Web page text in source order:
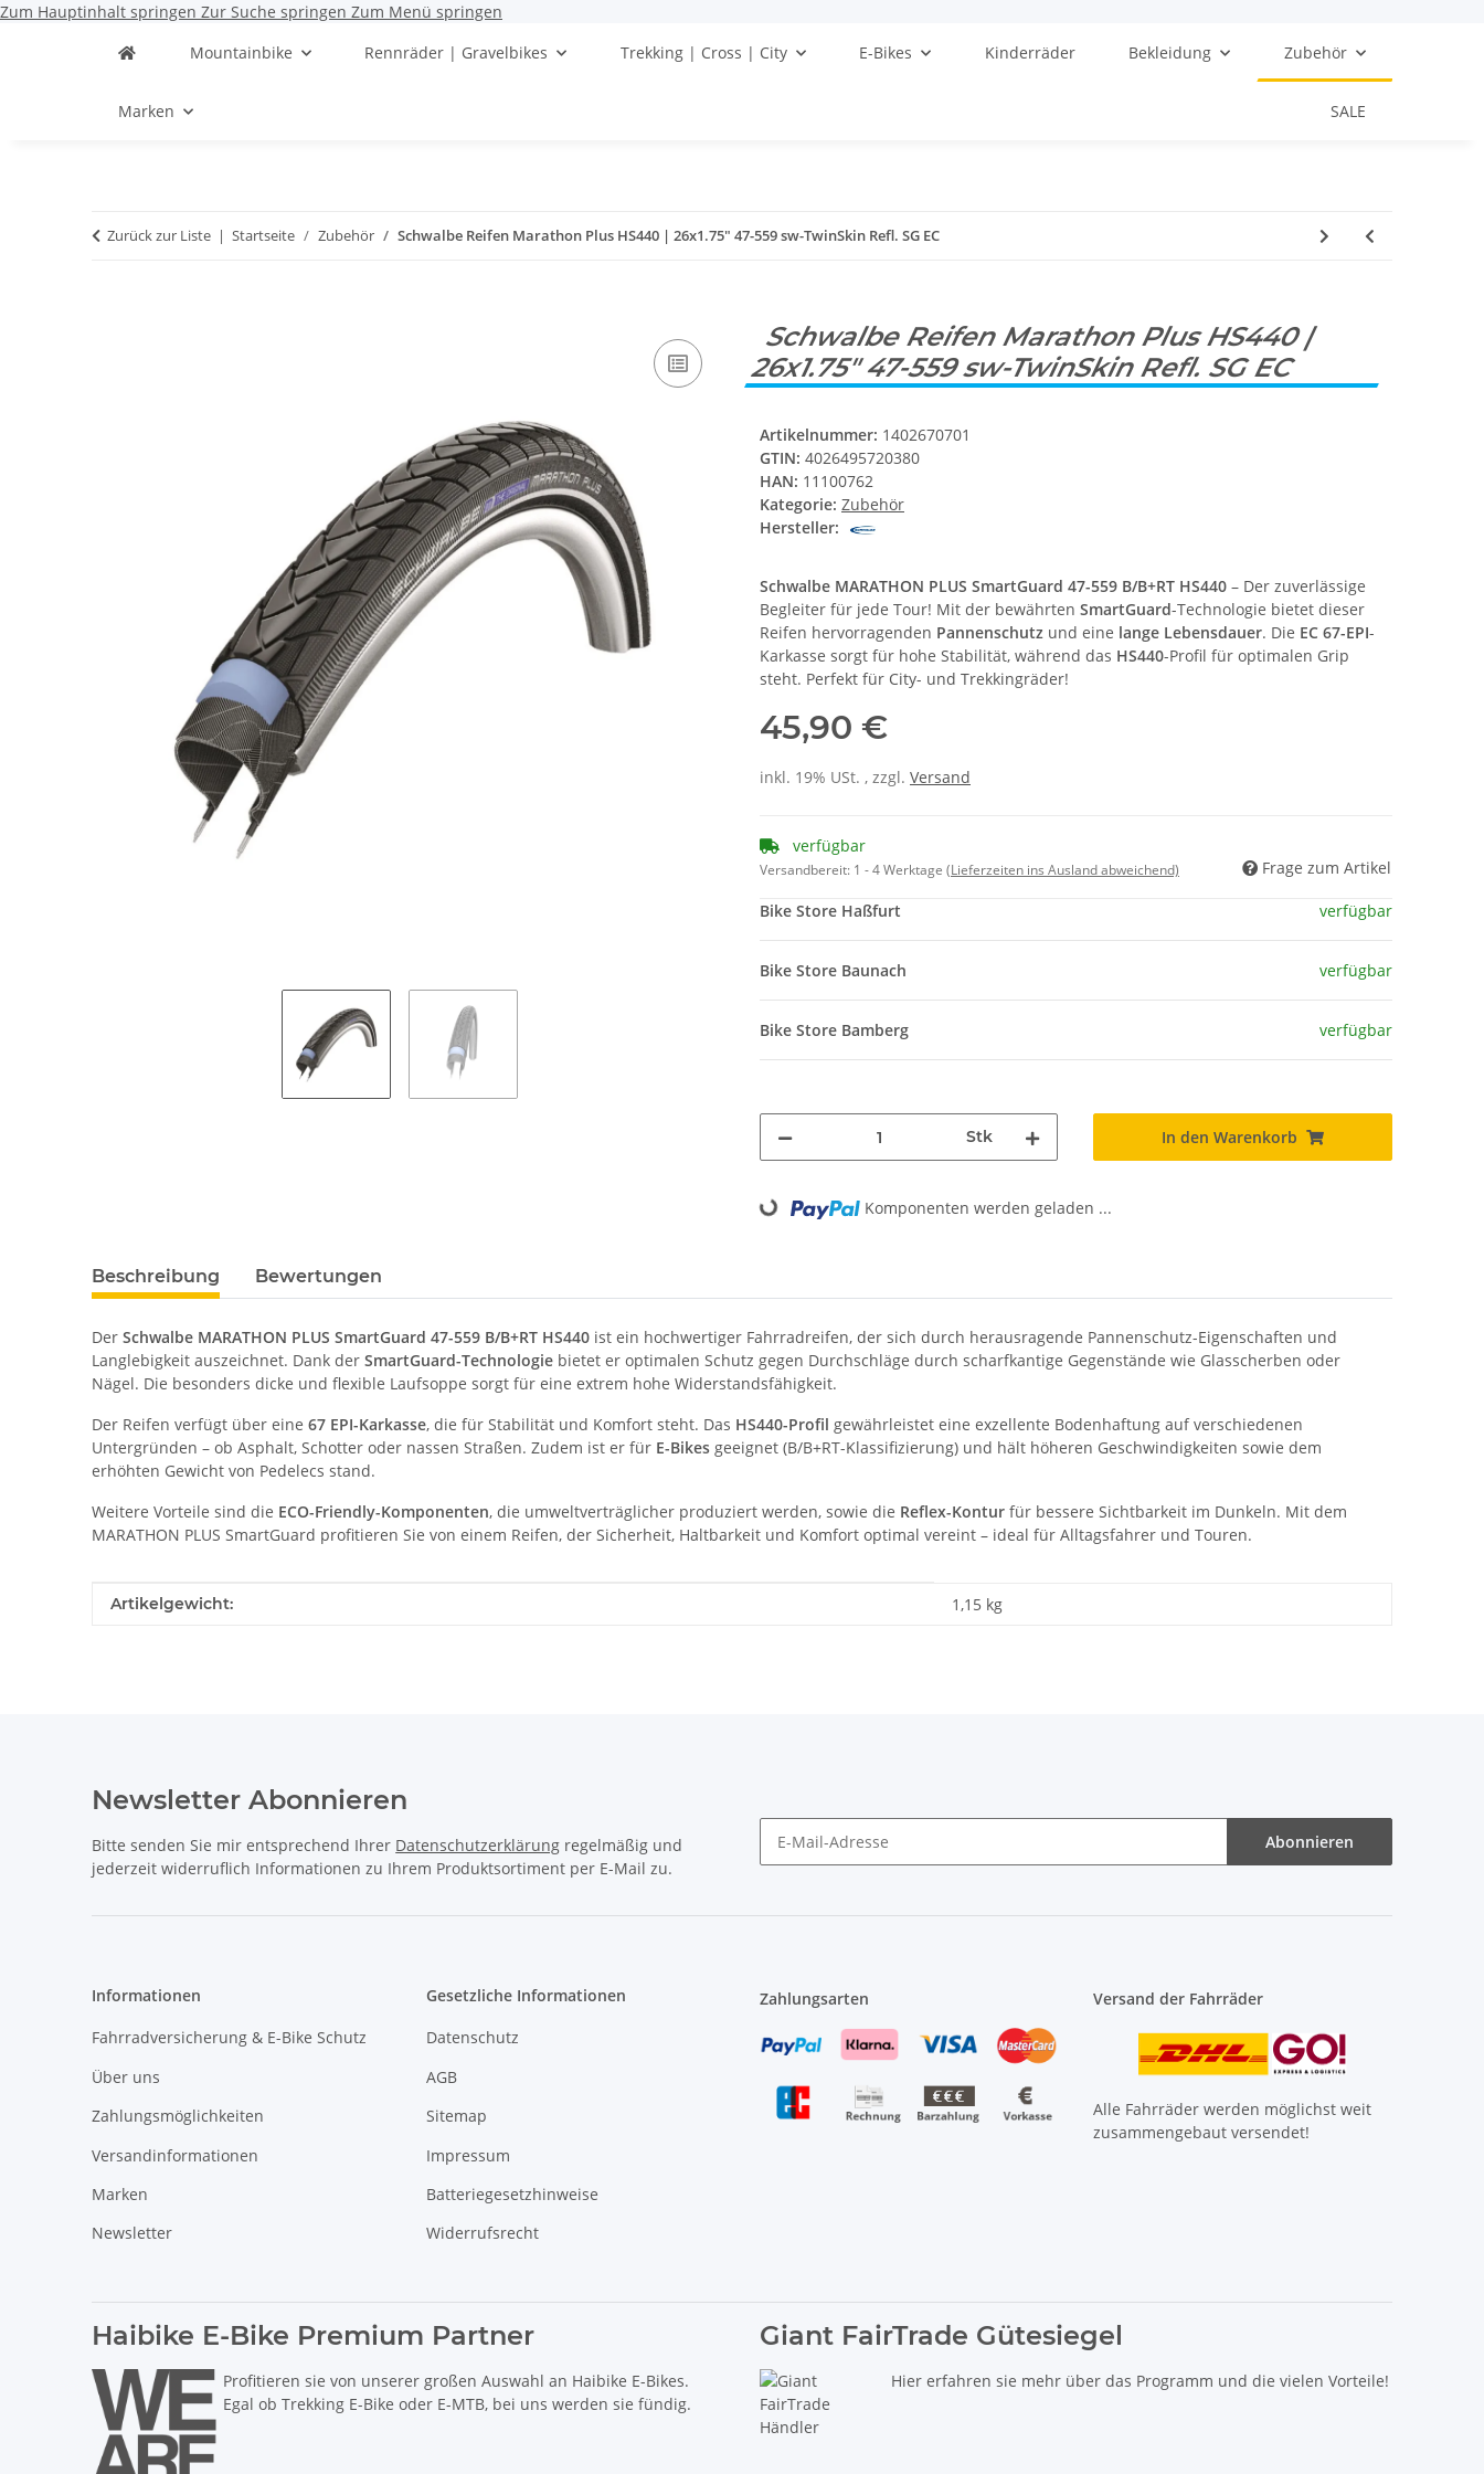
Zum Hauptinhalt springen Zur Suche springen Zum Menü springen
Mountainbike
Rennräder | Gravelbikes Trekking | Cross | City E-Bikes Kinderräder Bekleidung Zubehör
Marken SALE
Zurück zur Liste Startseite Zubehör Schwalbe Reifen Marathon Plus HS440 | 26x1.75" 47-559 sw-TwinSkin Refl. SG EC
Schwalbe Reifen Marathon Plus HS440 |
26x1.75" 47-559 sw-TwinSkin Refl. SG EC
Artikelnummer: 1402670701
GTIN: 4026495720380
HAN: 11100762
Kategorie: Zubehör
Hersteller:
Schwalbe MARATHON PLUS SmartGuard 47-559 B/B+RT HS440 – Der zuverlässige
Begleiter für jede Tour! Mit der bewährten SmartGuard-Technologie bietet dieser
Reifen hervorragenden Pannenschutz und eine lange Lebensdauer. Die EC 67-EPI-
Karkasse sorgt für hohe Stabilität, während das HS440-Profil für optimalen Grip
steht. Perfekt für City- und Trekkingräder!
45,90 €
inkl. 19% USt. , zzgl. Versand
verfügbar
Versandbereit: 1 - 4 Werktage (Lieferzeiten ins Ausland abweichend) Frage zum Artikel
Bike Store Haßfurt verfügbar
Bike Store Baunach verfügbar
Bike Store Bamberg verfügbar
Stk In den Warenkorb
Loading... Komponenten werden geladen ...
Beschreibung Bewertungen
DerSchwalbe MARATHON PLUS SmartGuard 47-559 B/B+RT HS440 ist ein hochwertiger Fahrradreifen, der sich durch herausragende Pannenschutz-Eigenschaften und
Langlebigkeit auszeichnet. Dank derSmartGuard-Technologie bietet er optimalen Schutz gegen Durchschläge durch scharfkantige Gegenstände wie Glasscherben oder
Nägel. Die besonders dicke und flexible Laufsoppe sorgt für eine extrem hohe Widerstandsfähigkeit.
Der Reifen verfügt über eine67 EPI-Karkasse, die für Stabilität und Komfort steht. Das HS440-Profil gewährleistet eine exzellente Bodenhaftung auf verschiedenen
Untergründen – ob Asphalt, Schotter oder nassen Straßen. Zudem ist er für E-Bikes geeignet (B/B+RT-Klassifizierung) und hält höheren Geschwindigkeiten sowie dem
erhöhten Gewicht von Pedelecs stand.
Weitere Vorteile sind die ECO-Friendly-Komponenten, die umweltverträglicher produziert werden, sowie die Reflex-Kontur für bessere Sichtbarkeit im Dunkeln. Mit dem
MARATHON PLUS SmartGuard profitieren Sie von einem Reifen, der Sicherheit, Haltbarkeit und Komfort optimal vereint – ideal für Alltagsfahrer und Touren.
Produkteigenschaft
Wert
Artikelgewicht: 1,15 kg
Newsletter Abonnieren
Bitte senden Sie mir entsprechend Ihrer Datenschutzerklärung regelmäßig und
jederzeit widerruflich Informationen zu Ihrem Produktsortiment per E-Mail zu.
Abonnieren
Informationen
Fahrradversicherung & E-Bike Schutz
Über uns
Zahlungsmöglichkeiten
Versandinformationen
Marken
Newsletter
Gesetzliche Informationen
Datenschutz
AGB
Sitemap
Impressum
Batteriegesetzhinweise
Widerrufsrecht
Zahlungsarten Versand der Fahrräder
Alle Fahrräder werden möglichst weit
zusammengebaut versendet!
Haibike E-Bike Premium Partner
Profitieren sie von unserer großen Auswahl an Haibike E-Bikes.
Egal ob Trekking E-Bike oder E-MTB, bei uns werden sie fündig.
Giant FairTrade Gütesiegel
Hier erfahren sie mehr über das Programm und die vielen Vorteile!